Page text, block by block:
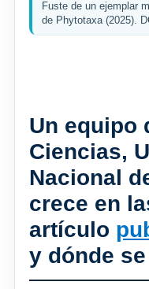
Fuste de un ejemplar
de Phytotaxa (2025).
Un equipo
Ciencias,
Nacional
crece en
artículo
y dónde